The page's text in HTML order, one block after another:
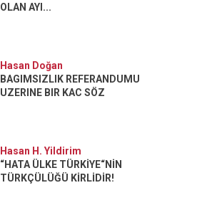
OLAN AYI...
Hasan Doğan
BAGIMSIZLIK REFERANDUMU
UZERINE BIR KAC SÖZ
Hasan H. Yildirim
“HATA ÜLKE TÜRKİYE“NİN
TÜRKÇÜLÜĞÜ KİRLİDİR!